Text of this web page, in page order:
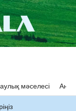
мәселесі Ана